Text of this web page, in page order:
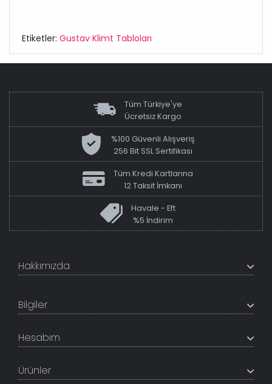
Etiketler: Gustav Klimt Tabloları
Tüm Türkiye'ye
Ücretsiz Kargo
%100 Güvenli Alışveriş
256 Bit SSL Sertifikası
Tüm Kredi Kartlarına
12 Taksit İmkanı
Havale - Eft
%5 İndirim
Hakkımızda
TabloShop, müşteri memnuniyetini en üst seviyede
tutmaya çalışır. Uzman kadrosu ile profesyonel işçilikle
Bilgiler
İletişim Bilgileri
Banka Hesapları
Sık Sorulan Sorular
Hesabım
Tüm Siparişlerim
Ürünler